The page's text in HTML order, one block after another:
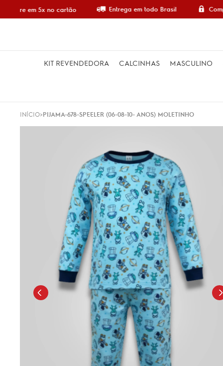
em 5x no cartão Entrega em todo Brasil
KIT REVENDEDORA CALCINHAS MASCULINO
INÍCIO PIJAMA-678-SPEELER (06-08-10- ANOS) MOLETINHO